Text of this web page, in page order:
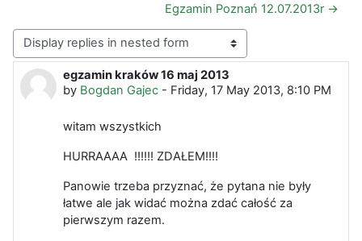
Egzamin Poznań 12.07.2013r →
Display mode
egzamin kraków 16 maj 2013
by Bogdan Gajec - Friday, 17 May 2013, 8:10 PM
Number of replies: 0
witam wszystkich
HURRAAAA !!!!!! ZDAŁEM!!!!
Panowie trzeba przyznać, że pytana nie były
łatwe ale jak widać można zdać całość za
pierwszym razem.